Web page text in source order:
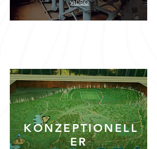
VIDEO
KONZEPTIONELL
ER